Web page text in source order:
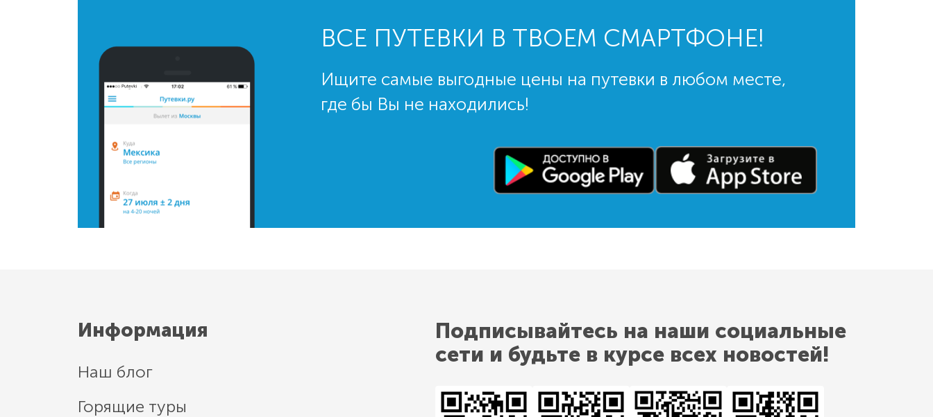
ВСЕ ПУТЕВКИ В ТВОЕМ СМАРТФОНЕ!
Ищите самые выгодные цены на путевки в любом месте,
где бы Вы не находились!
Информация
Наш блог
Горящие туры
Подписывайтесь на наши социальные
сети и будьте в курсе всех новостей!